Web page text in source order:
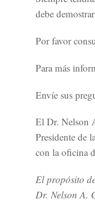
debe
Por favor
Para más
Envíe sus
El Dr. Nelson
Presidente de
con la oficina
El propósito
Dr. Nelson A.